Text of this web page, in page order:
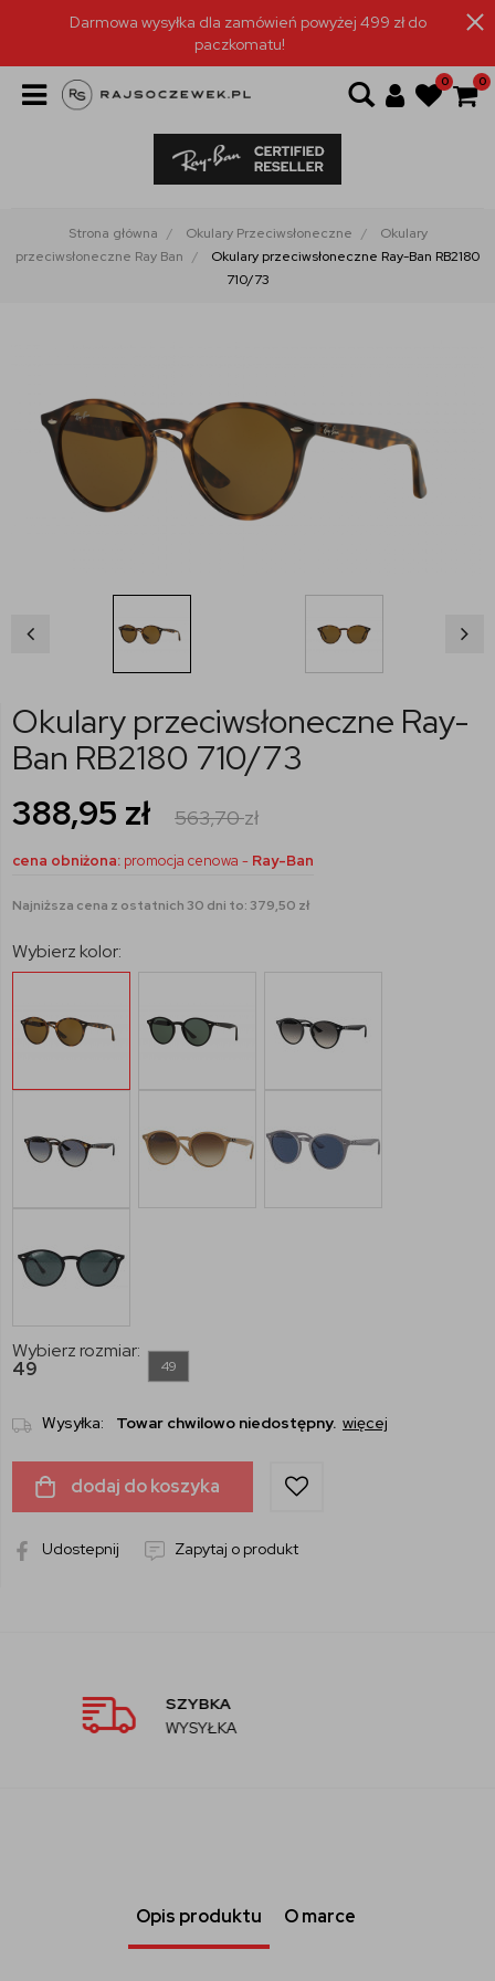
Darmowa wysyłka dla zamówień powyżej 499 zł do
paczkomatu!
0 0
Strona główna Okulary Przeciwsłoneczne
Okulary
przeciwsłoneczne Ray Ban
Okulary przeciwsłoneczne Ray-Ban RB2180
710/73
Okulary przeciwsłoneczne Ray-
Ban RB2180 710/73
388,95 zł 563,70zł
cena obniżona: promocja cenowa - Ray-Ban
Najniższa cena z ostatnich 30 dni to: 379,50 zł
Wybierz kolor:
Wybierz rozmiar:
49
49
Wysyłka: Towar chwilowo niedostępny. więcej
dodaj do koszyka
Udostepnij Zapytaj o produkt
Opis produktu O marce